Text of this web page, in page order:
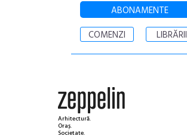
ABONAMENTE
COMENZI
LIBRĂRII
Arhitectură.
Oraș.
Societate.